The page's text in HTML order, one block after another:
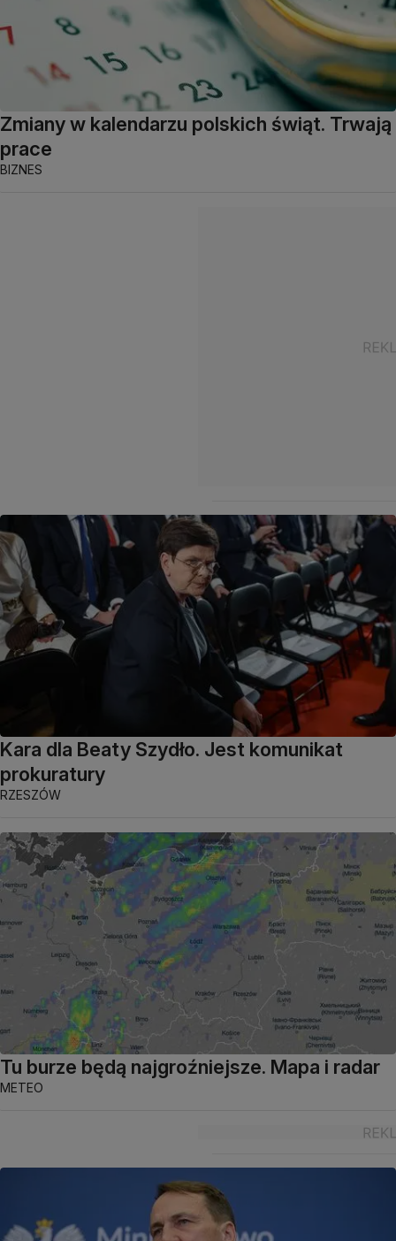
Zmiany w kalendarzu polskich świąt. Trwają
prace
BIZNES
Kara dla Beaty Szydło. Jest komunikat
prokuratury
RZESZÓW
Tu burze będą najgroźniejsze. Mapa i radar
METEO